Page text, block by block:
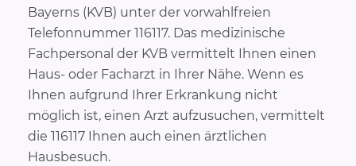
Bayerns (KVB) unter der vorwahlfreien
Telefonnummer 116117. Das medizinische
Fachpersonal der KVB vermittelt Ihnen einen
Haus- oder Facharzt in Ihrer Nähe. Wenn es
Ihnen aufgrund Ihrer Erkrankung nicht
möglich ist, einen Arzt aufzusuchen, vermittelt
die 116117 Ihnen auch einen ärztlichen
Hausbesuch.